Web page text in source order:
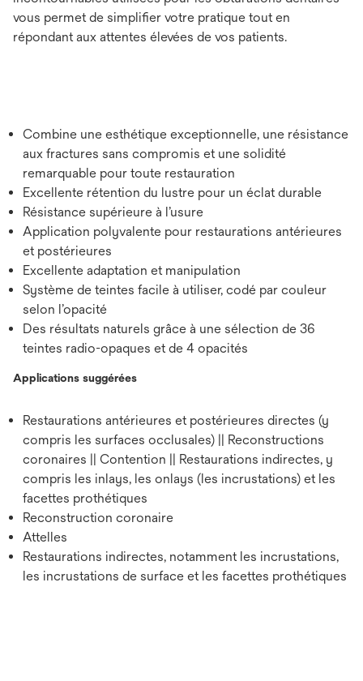
vous permet de simplifier votre pratique tout en
répondant aux attentes élevées de vos patients.
Combine une esthétique exceptionnelle, une résistance
aux fractures sans compromis et une solidité
remarquable pour toute restauration
Excellente rétention du lustre pour un éclat durable
Résistance supérieure à l’usure
Application polyvalente pour restaurations antérieures
et postérieures
Excellente adaptation et manipulation
Système de teintes facile à utiliser, codé par couleur
selon l’opacité
Des résultats naturels grâce à une sélection de 36
teintes radio-opaques et de 4 opacités
Applications suggérées
Restaurations antérieures et postérieures directes (y
compris les surfaces occlusales) || Reconstructions
coronaires || Contention || Restaurations indirectes, y
compris les inlays, les onlays (les incrustations) et les
facettes prothétiques
Reconstruction coronaire
Attelles
Restaurations indirectes, notamment les incrustations,
les incrustations de surface et les facettes prothétiques